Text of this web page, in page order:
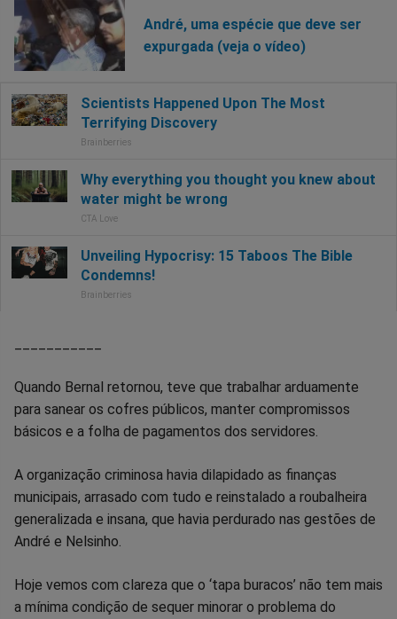
André, uma espécie que deve ser
expurgada (veja o vídeo)
Quando Bernal retornou, teve que trabalhar arduamente
para sanear os cofres públicos, manter compromissos
básicos e a folha de pagamentos dos servidores.
A organização criminosa havia dilapidado as finanças
municipais, arrasado com tudo e reinstalado a roubalheira
generalizada e insana, que havia perdurado nas gestões de
André e Nelsinho.
Hoje vemos com clareza que o ‘tapa buracos’ não tem mais
a mínima condição de sequer minorar o problema do